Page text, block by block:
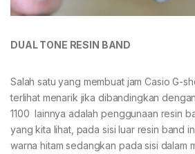
DUAL TONE RESIN BAND
Salah satu yang membuat jam Casio G-
terlihat menarik jika dibandingkan
1100 lainnya adalah penggunaan resin
yang kita lihat, pada sisi luar resin band
warna hitam sedangkan pada sisi dalam